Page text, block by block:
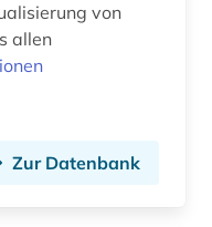
von
allen
Zur Datenbank